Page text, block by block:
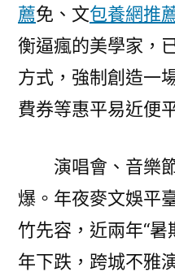
薦免、文包養網推
衡逼瘋的美學家，
方式，強制創造一
費券等惠平易近便
演唱會、音樂
爆。年夜麥文娛平
竹先容，近兩年“暑
年下跌，跨城不雅